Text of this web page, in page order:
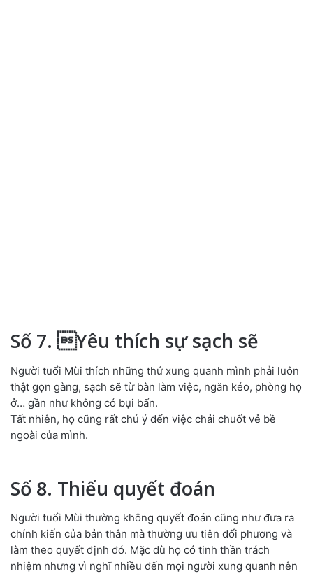
Số 7. Yêu thích sự sạch sẽ
Người tuổi Mùi thích những thứ xung quanh mình phải luôn
thật gọn gàng, sạch sẽ từ bàn làm việc, ngăn kéo, phòng họ
ở… gần như không có bụi bẩn.
Tất nhiên, họ cũng rất chú ý đến việc chải chuốt vẻ bề
ngoài của mình.
Số 8. Thiếu quyết đoán
Người tuổi Mùi thường không quyết đoán cũng như đưa ra
chính kiến của bản thân mà thường ưu tiên đối phương và
làm theo quyết định đó. Mặc dù họ có tinh thần trách
nhiệm nhưng vì nghĩ nhiều đến mọi người xung quanh nên